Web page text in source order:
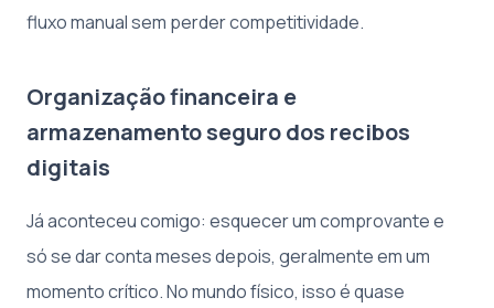
fluxo manual sem perder competitividade.
Organização financeira e
armazenamento seguro dos recibos
digitais
Já aconteceu comigo: esquecer um comprovante e
só se dar conta meses depois, geralmente em um
momento crítico. No mundo físico, isso é quase